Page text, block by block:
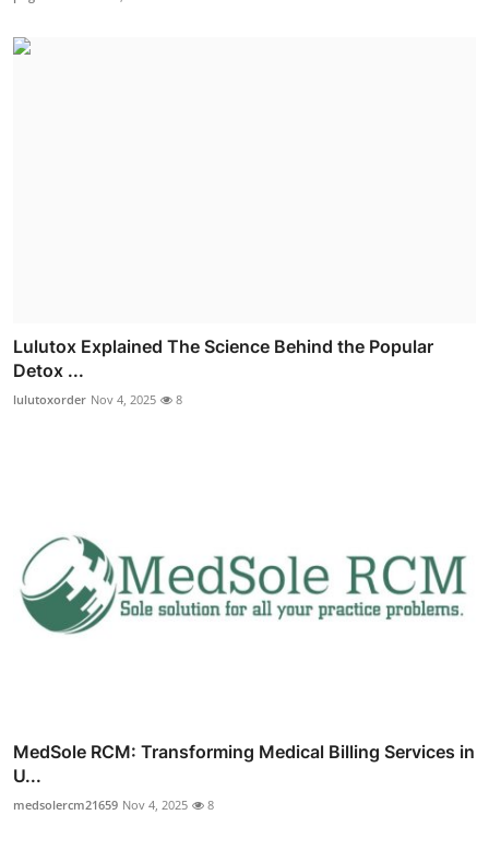
Lulutox Explained The Science Behind the Popular
Detox ...
lulutoxorder Nov 4, 2025 8
MedSole RCM: Transforming Medical Billing Services in
U...
medsolercm21659 Nov 4, 2025 8